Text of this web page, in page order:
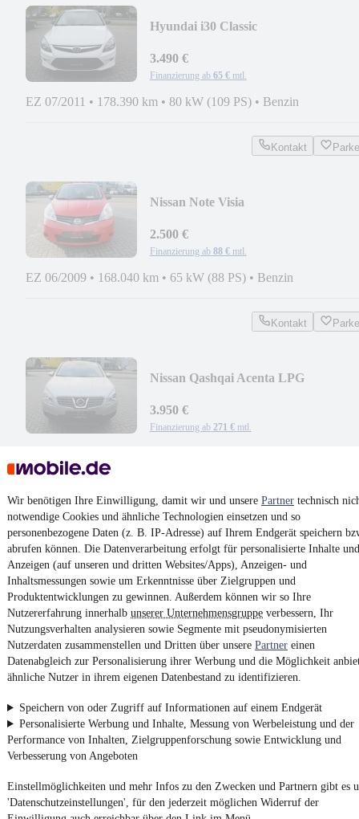
Wir benötigen Ihre Einwilligung, damit wir und unsere Partner technisch
notwendige Cookies und ähnliche Technologien einsetzen und so
personenbezogene Daten (z. B. IP-Adresse) auf Ihrem Endgerät speichern
abrufen können. Die Datenverarbeitung erfolgt für personalisierte Inhalte und
Anzeigen (auf unseren und dritten Websites/Apps), Anzeigen- und
Inhaltsmessungen sowie um Erkenntnisse über Zielgruppen und
Produktentwicklungen zu gewinnen. Außerdem können wir so Ihre
Nutzererfahrung innerhalb unserer Unternehmensgruppe verbessern, Ihr
Nutzungsverhalten analysieren sowie Segmente mit pseudonymisierten
Nutzerdaten zusammenstellen und Dritten über unsere Partner einen
Datenabgleich zur Personalisierung ihrer Werbung und die Möglichkeit
ähnliche Nutzer in ihrem eigenen Datenbestand zu identifizieren.
Speichern von oder Zugriff auf Informationen auf einem Endgerät
Personalisierte Werbung und Inhalte, Messung von Werbeleistung und der
Performance von Inhalten, Zielgruppenforschung sowie Entwicklung und
Verbesserung von Angeboten
Einstellmöglichkeiten und mehr Infos zu den Zwecken und Partnern gibt es
'Datenschutzeinstellungen', für den jederzeit möglichen Widerruf der
Hyundai i30 Classic
3.490 €
Finanzierung ab 65 € mtl.
EZ 07/2011 • 178.390 km • 80 kW (109 PS) • Benzin
Kontakt
Nissan Note Visia
2.500 €
Finanzierung ab 88 € mtl.
EZ 06/2009 • 168.040 km • 65 kW (88 PS) • Benzin
Kontakt
Nissan Qashqai Acenta LPG
3.950 €
Finanzierung ab 271 € mtl.
Kontakt
MINI ONE Mini One
2.450 €
Finanzierung ab 47 € mtl.
EZ 05/2007•200.724 km•70 kW (95 PS)•Benzin
Kontakt
Mercedes-Benz 230E
Unfallfrei•EZ 01/1983•275.535 km•100 kW (136 PS)